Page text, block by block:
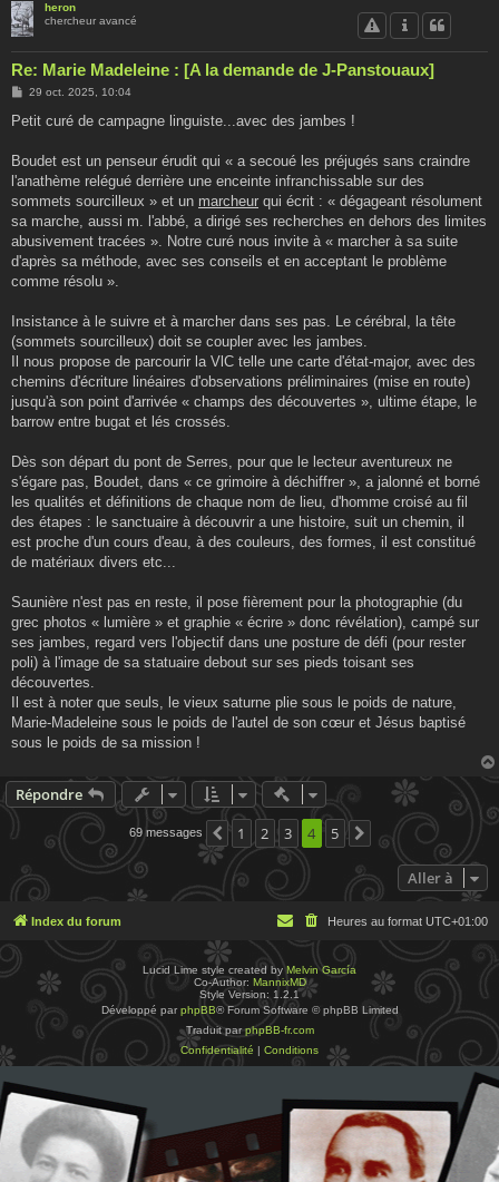
heron
chercheur avancé
Re: Marie Madeleine : [A la demande de J-Panstouaux]
M
s
g
29 oct. 2025, 10:04
Petit curé de campagne linguiste...avec des jambes !
Boudet est un penseur érudit qui « a secoué les préjugés sans craindre
l'anathème relégué derrière une enceinte infranchissable sur des
sommets sourcilleux » et un marcheur qui écrit : « dégageant résolument
sa marche, aussi m. l'abbé, a dirigé ses recherches en dehors des limites
abusivement tracées ». Notre curé nous invite à « marcher à sa suite
d'après sa méthode, avec ses conseils et en acceptant le problème
comme résolu ».
Insistance à le suivre et à marcher dans ses pas. Le cérébral, la tête
(sommets sourcilleux) doit se coupler avec les jambes.
Il nous propose de parcourir la VlC telle une carte d'état-major, avec des
chemins d'écriture linéaires d'observations préliminaires (mise en route)
jusqu'à son point d'arrivée « champs des découvertes », ultime étape, le
barrow entre bugat et lés crossés.
Dès son départ du pont de Serres, pour que le lecteur aventureux ne
s'égare pas, Boudet, dans « ce grimoire à déchiffrer », a jalonné et borné
les qualités et définitions de chaque nom de lieu, d'homme croisé au fil
des étapes : le sanctuaire à découvrir a une histoire, suit un chemin, il
est proche d'un cours d'eau, à des couleurs, des formes, il est constitué
de matériaux divers etc...
Saunière n'est pas en reste, il pose fièrement pour la photographie (du
grec photos « lumière » et graphie « écrire » donc révélation), campé sur
ses jambes, regard vers l'objectif dans une posture de défi (pour rester
poli) à l'image de sa statuaire debout sur ses pieds toisant ses
découvertes.
Il est à noter que seuls, le vieux saturne plie sous le poids de nature,
Marie-Madeleine sous le poids de l'autel de son cœur et Jésus baptisé
sous le poids de sa mission !
Répondre Actions rapides de
69 messages Précédente
1 2 3 4 5 Suivante
Aller à
Index du forum Heures au format UTC+01:00
Lucid Lime style created by Melvin García
Co-Author: MannixMD
Style Version: 1.2.1
Développé par phpBB® Forum Software © phpBB Limited
Traduit parphpBB-fr.com
Confidentialité | Conditions